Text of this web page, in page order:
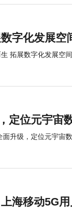
字化发展空
拓展数字化发展空间
定位元宇宙
面升级，定位元宇宙
海移动5G